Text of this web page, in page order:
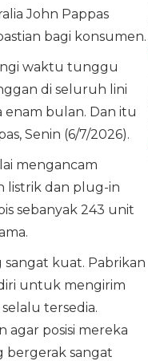
John Pappas
bagi konsumen.
waktu tunggu
di seluruh lini
enam bulan. Dan itu
Senin (6/7/2026).
mengancam
listrik dan plug-in
sebanyak 243 unit
kuat. Pabrikan
untuk mengirim
tersedia.
posisi mereka
bergerak sangat